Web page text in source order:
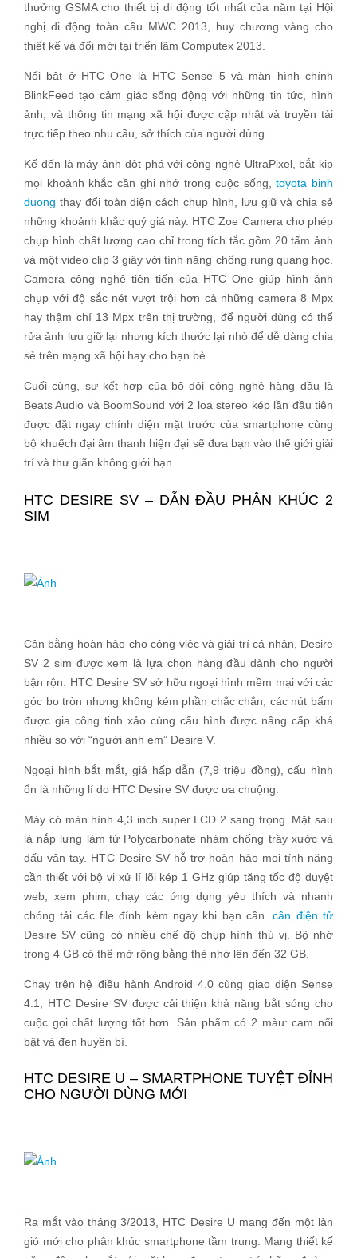
thưởng GSMA cho thiết bị di động tốt nhất của năm tại Hội
nghị di động toàn cầu MWC 2013, huy chương vàng cho
thiết kế và đổi mới tại triển lãm Computex 2013.
Nổi bật ở HTC One là HTC Sense 5 và màn hình chính
BlinkFeed tạo cảm giác sống động với những tin tức, hình
ảnh, và thông tin mạng xã hội được cập nhật và truyền tải
trực tiếp theo nhu cầu, sở thích của người dùng.
Kế đến là máy ảnh đột phá với công nghệ UltraPixel, bắt kịp
mọi khoảnh khắc cần ghi nhớ trong cuộc sống,toyota binh
duong thay đổi toàn diện cách chụp hình, lưu giữ và chia sẻ
những khoảnh khắc quý giá này. HTC Zoe Camera cho phép
chụp hình chất lượng cao chỉ trong tích tắc gồm 20 tấm ảnh
và một video clip 3 giây với tính năng chống rung quang học.
Camera công nghệ tiên tiến của HTC One giúp hình ảnh
chụp với độ sắc nét vượt trội hơn cả những camera 8 Mpx
hay thậm chí 13 Mpx trên thị trường, để người dùng có thể
rửa ảnh lưu giữ lại nhưng kích thước lại nhỏ để dễ dàng chia
sẻ trên mạng xã hội hay cho bạn bè.
Cuối cùng, sự kết hợp của bộ đôi công nghệ hàng đầu là
Beats Audio và BoomSound với 2 loa stereo kép lần đầu tiên
được đặt ngay chính diện mặt trước của smartphone cùng
bộ khuếch đại âm thanh hiện đại sẽ đưa bạn vào thế giới giải
trí và thư giãn không giới hạn.
HTC DESIRE SV – DẪN ĐẦU PHÂN KHÚC 2
SIM
Cân bằng hoàn hảo cho công việc và giải trí cá nhân, Desire
SV 2 sim được xem là lựa chọn hàng đầu dành cho người
bận rộn. HTC Desire SV sở hữu ngoại hình mềm mại với các
góc bo tròn nhưng không kém phần chắc chắn, các nút bấm
được gia công tinh xảo cùng cấu hình được nâng cấp khá
nhiều so với “người anh em” Desire V.
Ngoại hình bắt mắt, giá hấp dẫn (7,9 triệu đồng), cấu hình
ổn là những lí do HTC Desire SV được ưa chuộng.
Máy có màn hình 4,3 inch super LCD 2 sang trọng. Mặt sau
là nắp lưng làm từ Polycarbonate nhám chống trầy xước và
dấu vân tay. HTC Desire SV hỗ trợ hoàn hảo mọi tính năng
cần thiết với bộ vi xử lí lõi kép 1 GHz giúp tăng tốc độ duyệt
web, xem phim, chạy các ứng dụng yêu thích và nhanh
chóng tải các file đính kèm ngay khi bạn cần.cân điện tử
Desire SV cũng có nhiều chế độ chụp hình thú vị. Bộ nhớ
trong 4 GB có thể mở rộng bằng thẻ nhớ lên đến 32 GB.
Chạy trên hệ điều hành Android 4.0 cùng giao diện Sense
4.1, HTC Desire SV được cải thiện khả năng bắt sóng cho
cuộc gọi chất lượng tốt hơn. Sản phẩm có 2 màu: cam nổi
bật và đen huyền bí.
HTC DESIRE U – SMARTPHONE TUYỆT ĐỈNH
CHO NGƯỜI DÙNG MỚI
Ra mắt vào tháng 3/2013, HTC Desire U mang đến một làn
gió mới cho phân khúc smartphone tầm trung. Mang thiết kế